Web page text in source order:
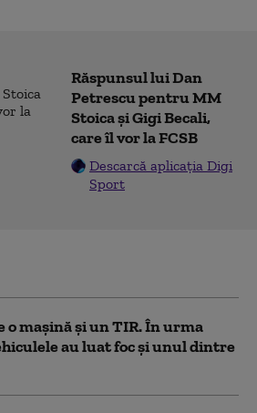
Răspunsul lui Dan
Petrescu pentru MM
Stoica și Gigi Becali,
care îl vor la FCSB
Descarcă aplicația Digi
Sport
mașină și un TIR. În urma
au luat foc și unul dintre